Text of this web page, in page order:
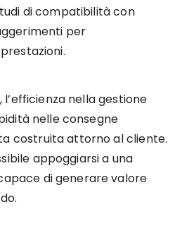
di compatibilità con
per
nella gestione
nelle consegne
costruita attorno al cliente.
appoggiarsi a una
di generare valore